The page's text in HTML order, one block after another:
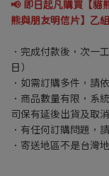
📢 即日起凡購買【貓
熊與朋友明信片】乙
．完成付款後，次一
日）
．如需訂購多件，請
．商品數量有限，系
司保有延後出貨及取
．有任何訂購問題，
．寄送地區不是台灣